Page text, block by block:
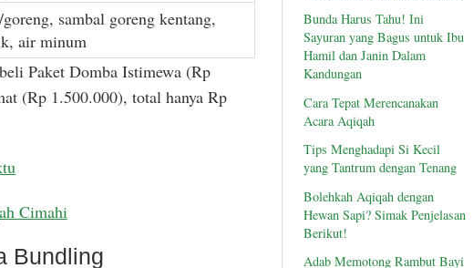
sambal goreng kentang,
air minum
Paket Domba Istimewa (Rp
(Rp 1.500.000), total hanya Rp
Cimahi
Bundling
Bunda Harus Tahu! Ini
Sayuran yang Bagus untuk Ibu
Hamil dan Janin Dalam
Kandungan
Cara Tepat Merencanakan
Acara Aqiqah
Tips Menghadapi Si Kecil
yang Tantrum dengan Tenang
Bolehkah Aqiqah dengan
Hewan Sapi? Simak Penjelasan
Berikut!
Adab Memotong Rambut Bayi